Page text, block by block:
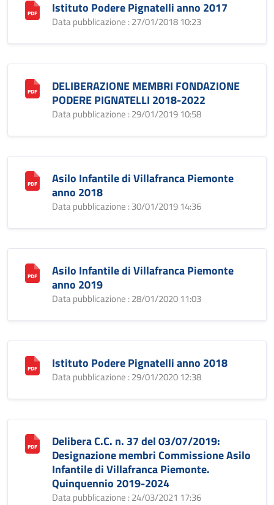
Istituto Podere Pignatelli anno 2017
Data pubblicazione : 27/01/2018 10:23
DELIBERAZIONE MEMBRI FONDAZIONE
PODERE PIGNATELLI 2018-2022
Data pubblicazione : 29/01/2019 10:58
Asilo Infantile di Villafranca Piemonte
anno 2018
Data pubblicazione : 30/01/2019 14:36
Asilo Infantile di Villafranca Piemonte
anno 2019
Data pubblicazione : 28/01/2020 11:03
Istituto Podere Pignatelli anno 2018
Data pubblicazione : 29/01/2020 12:38
Delibera C.C. n. 37 del 03/07/2019:
Designazione membri Commissione Asilo
Infantile di Villafranca Piemonte.
Quinquennio 2019-2024
Data pubblicazione : 24/03/2021 17:36